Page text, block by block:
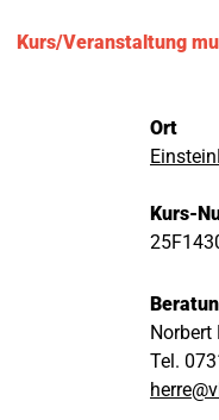
Kurs/Veranstaltung
Ort
Kurs-
Norbert
Tel.